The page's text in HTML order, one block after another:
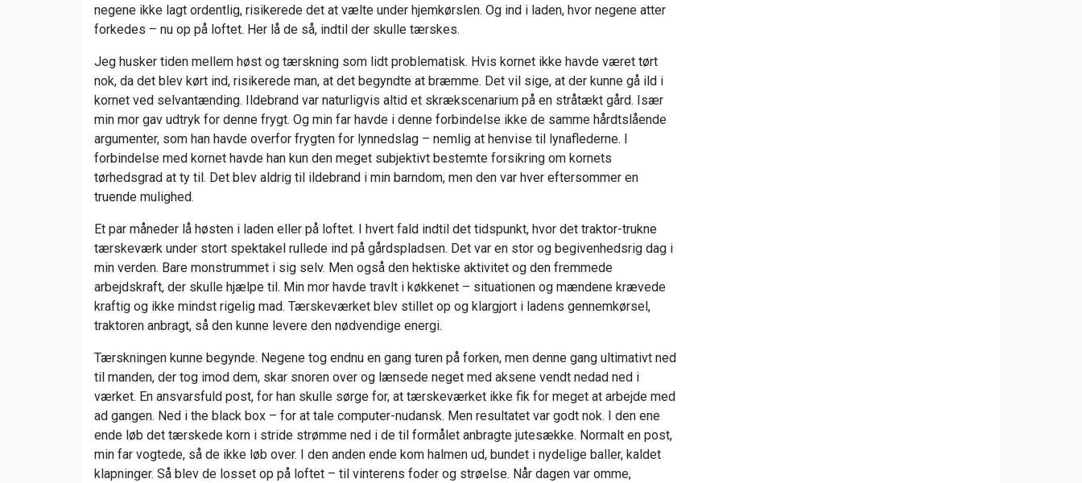
negene ikke lagt ordentlig, risikerede det at vælte under hjemkørslen. Og ind i laden, hvor negene atter
forkedes – nu op på loftet. Her lå de så, indtil der skulle tærskes.
Jeg husker tiden mellem høst og tærskning som lidt problematisk. Hvis kornet ikke havde været tørt
nok, da det blev kørt ind, risikerede man, at det begyndte at bræmme. Det vil sige, at der kunne gå ild i
kornet ved selvantænding. Ildebrand var naturligvis altid et skrækscenarium på en stråtækt gård. Især
min mor gav udtryk for denne frygt. Og min far havde i denne forbindelse ikke de samme hårdtslående
argumenter, som han havde overfor frygten for lynnedslag – nemlig at henvise til lynaflederne. I
forbindelse med kornet havde han kun den meget subjektivt bestemte forsikring om kornets
tørhedsgrad at ty til. Det blev aldrig til ildebrand i min barndom, men den var hver eftersommer en
truende mulighed.
Et par måneder lå høsten i laden eller på loftet. I hvert fald indtil det tidspunkt, hvor det traktor-trukne
tærskeværk under stort spektakel rullede ind på gårdspladsen. Det var en stor og begivenhedsrig dag i
min verden. Bare monstrummet i sig selv. Men også den hektiske aktivitet og den fremmede
arbejdskraft, der skulle hjælpe til. Min mor havde travlt i køkkenet – situationen og mændene krævede
kraftig og ikke mindst rigelig mad. Tærskeværket blev stillet op og klargjort i ladens gennemkørsel,
traktoren anbragt, så den kunne levere den nødvendige energi.
Tærskningen kunne begynde. Negene tog endnu en gang turen på forken, men denne gang ultimativt ned
til manden, der tog imod dem, skar snoren over og lænsede neget med aksene vendt nedad ned i
værket. En ansvarsfuld post, for han skulle sørge for, at tærskeværket ikke fik for meget at arbejde med
ad gangen. Ned i the black box – for at tale computer-nudansk. Men resultatet var godt nok. I den ene
ende løb det tærskede korn i stride strømme ned i de til formålet anbragte jutesække. Normalt en post,
min far vogtede, så de ikke løb over. I den anden ende kom halmen ud, bundet i nydelige baller, kaldet
klapninger. Så blev de losset op på loftet – til vinterens foder og strøelse. Når dagen var omme,